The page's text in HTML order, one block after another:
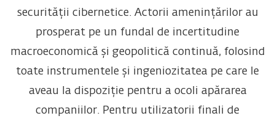
securității cibernetice. Actorii amenințărilor au
prosperat pe un fundal de incertitudine
macroeconomică și geopolitică continuă, folosind
toate instrumentele și ingeniozitatea pe care le
aveau la dispoziție pentru a ocoli apărarea
companiilor. Pentru utilizatorii finali de